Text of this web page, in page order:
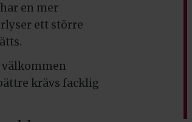
en mer
ett större
välkommen
krävs facklig